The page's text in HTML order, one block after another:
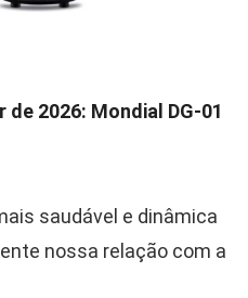
2026: Mondial DG-01
saudável e dinâmica
nossa relação com a